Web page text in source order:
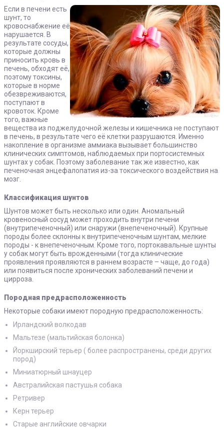
Если в печени есть
шунт, то
кровоснабжение её
нарушается. В
результате сосуды,
которые должны
приносить кровь в
печень, обходят её,
поэтому токсины,
которые в норме
обезвреживаются,
поступают в
кровоток. Кроме
того, важные
вещества из поджелудочной железы и кишечника не поступают
в печень, в результате чего её клетки разрушаются. Именно
накопление в организме аммиака вызывает большинство
клинических симптомов, наблюдаемых при портосистемных
шунтах у собак. Поэтому заболевание так же известно, как
печеночная энцефалопатия из-за токсического воздействия на
мозг.
Классификация шунтов
Шунтов может быть несколько или один. Аномальный
кровеносный сосуд может проходить внутри печени
(внутрипеченочный) или снаружи (внепеченочный). Крупные
породы более склонны к внутрипеченочным шунтам, мелкие
породы - к внепеченочным. Кроме того, портокавальные шунты
у собак могут быть врожденными (тогда клинические
проявления проявляются в раннем возрасте – чаще, до года)
или появиться после хронических заболеваний печени и
цирроза.
Породная предрасположенность
Некоторые собаки имеют породную предрасположенность:
Ирландский волкодав
Мальтезе (мальтийская болонка)
Йоркширский терьер ( более распространены, среди других
пород)
Миниатюрный шнауцер
Австралийская пастушья собака
Ретривер
Керн терьер
Старые английские овчарки